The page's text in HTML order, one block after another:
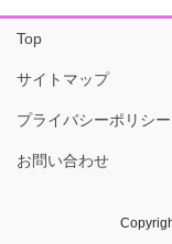
Top
サイトマップ
プライバシーポリシー
お問い合わせ